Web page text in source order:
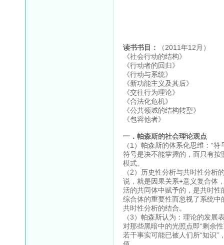
读书书目：
（2011年12月）
《社会行动的结构》
《行动者的回归》
《行动与系统》
《新功能主义及其后》
《交往行为理论》
《合法化危机》
《公共领域的结构转型》
《包容他者》
一．帕森斯的社会理论观点
（1）帕森斯的体系化思维：“
符号是决不能掌握的，而只有
模式。
（2）历史性分析与共时性分
说，就是因果关系+意义复合体
活的共同体中赋予的，是共时
综合体的重要性而忽视了系统
共时性分析的结合。
（3）帕森斯认为：理论的发
对那些黑暗中的光照点即“剩余
若干事实可能已被人们所“知识